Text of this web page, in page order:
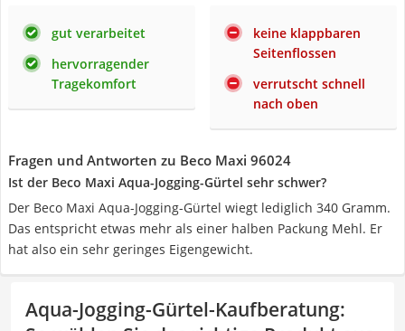
gut verarbeitet
hervorragender
Tragekomfort
keine klappbaren
Seitenflossen
verrutscht schnell
nach oben
Fragen und Antworten zu Beco Maxi 96024
Ist der Beco Maxi Aqua-Jogging-Gürtel sehr schwer?
Der Beco Maxi Aqua-Jogging-Gürtel wiegt lediglich 340 Gramm.
Das entspricht etwas mehr als einer halben Packung Mehl. Er
hat also ein sehr geringes Eigengewicht.
Aqua-Jogging-Gürtel-Kaufberatung: